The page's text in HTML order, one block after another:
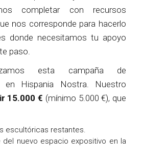
completar con recursos
nos corresponde para hacerlo
donde necesitamos tu apoyo
paso.
esta campaña de
en Hispania Nostra. Nuestro
15.000 € (mínimo 5.000 €), que
escultóricas restantes.
del nuevo espacio expositivo en la